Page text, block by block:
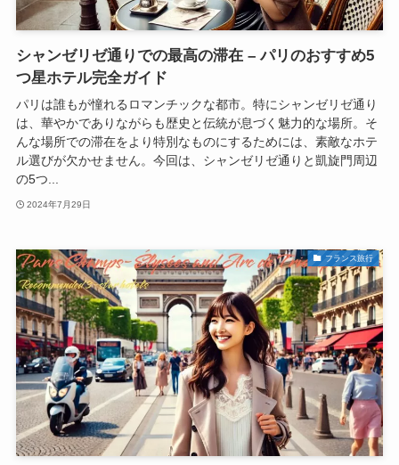
シャンゼリゼ通りでの最高の滞在 – パリのおすすめ5
つ星ホテル完全ガイド
パリは誰もが憧れるロマンチックな都市。特にシャンゼリゼ通り
は、華やかでありながらも歴史と伝統が息づく魅力的な場所。そ
んな場所での滞在をより特別なものにするためには、素敵なホテ
ル選びが欠かせません。今回は、シャンゼリゼ通りと凱旋門周辺
の5つ...
2024年7月29日
フランス旅行